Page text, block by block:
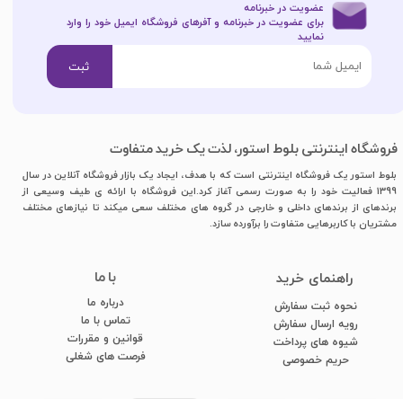
فروشگاه اینترنتی بلوط استور، لذت یک خرید متفاوت
بلوط استور یک فروشگاه اینترنتی است که با هدف، ایجاد یک بازار فروشگاه آنلاین در سال
1399 فعالیت خود را به صورت رسمی آغاز کرد.این فروشگاه با ارائه ی طیف وسیعی از
برندهای از برندهای داخلی و خارجی در گروه های مختلف سعی میکند تا نیازهای مختلف
مشتریان با کاربرهایی متفاوت را برآورده سازد.
با ما
درباره ما
تماس با ما
قوانین و مقررات
فرصت های شغلی
​راهنمای خرید
نحوه ثبت سفارش
رویه ارسال سفارش
شیوه های پرداخت
​​​​​​​حریم خصوصی
عضویت در خبرنامه
برای عضویت در خبرنامه و آفرهای فروشگاه ایمیل خود را وارد
نمایید​​​​​​​
ثبت